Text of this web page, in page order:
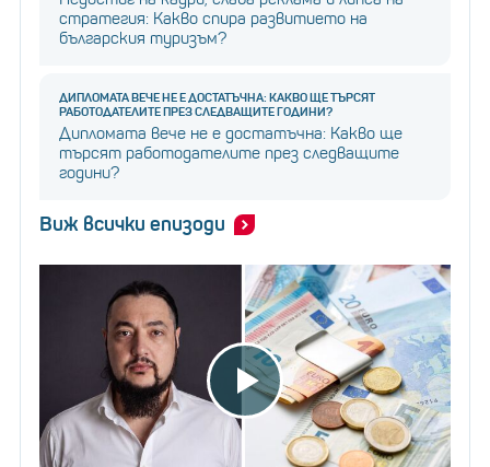
стратегия: Какво спира развитието на
българския туризъм?
ДИПЛОМАТА ВЕЧЕ НЕ Е ДОСТАТЪЧНА: КАКВО ЩЕ ТЪРСЯТ
РАБОТОДАТЕЛИТЕ ПРЕЗ СЛЕДВАЩИТЕ ГОДИНИ?
Дипломата вече не е достатъчна: Какво ще
търсят работодателите през следващите
години?
Виж всички епизоди